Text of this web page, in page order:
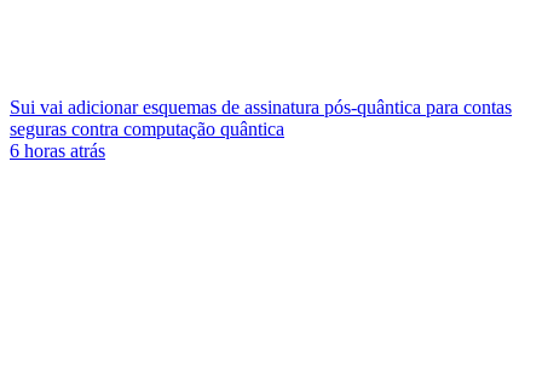
Sui vai adicionar esquemas de assinatura pós-quântica para contas
seguras contra computação quântica
6 horas atrás